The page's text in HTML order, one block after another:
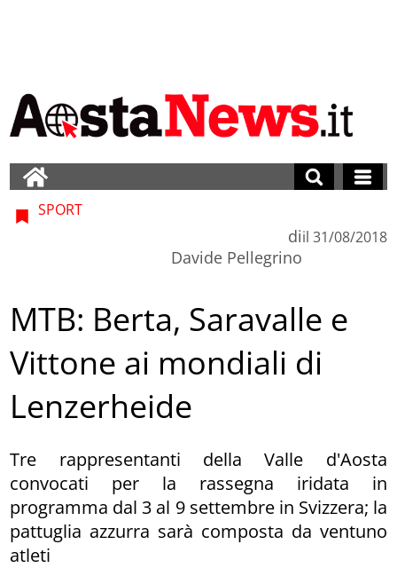
SPORT
di
Davide Pellegrino
il 31/08/2018
MTB: Berta, Saravalle e
Vittone ai mondiali di
Lenzerheide
Tre rappresentanti della Valle d'Aosta
convocati per la rassegna iridata in
programma dal 3 al 9 settembre in Svizzera; la
pattuglia azzurra sarà composta da ventuno
atleti